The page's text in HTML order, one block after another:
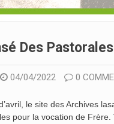
Des
04/04/2022 0
le site des Archives
pour la vocation de